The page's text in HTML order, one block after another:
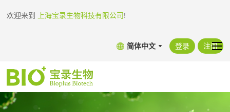
欢迎来到 上海宝录生物科技有限公司!
简体中文 登录 注册